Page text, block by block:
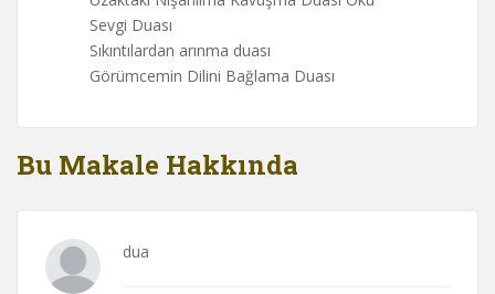
Sevgi Duası
Sıkıntılardan arınma duası
Görümcemin Dilini Bağlama Duası
Bu Makale Hakkında
dua